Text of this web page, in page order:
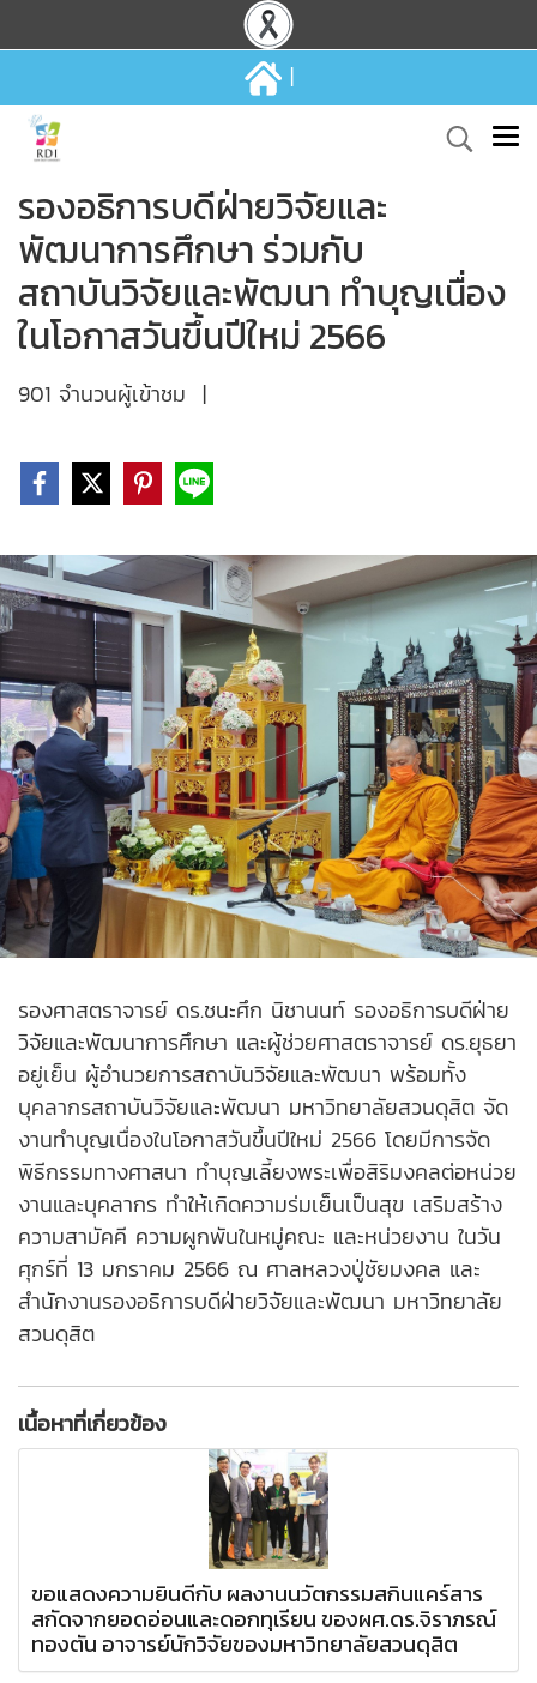
|
รองอธิการบดีฝ่ายวิจัยและ
พัฒนาการศึกษา ร่วมกับ
สถาบันวิจัยและพัฒนา ทำบุญเนื่อง
ในโอกาสวันขึ้นปีใหม่ 2566
901 จำนวนผู้เข้าชม |
รองศาสตราจารย์ ดร.ชนะศึก นิชานนท์ รองอธิการบดีฝ่าย
วิจัยและพัฒนาการศึกษา และผู้ช่วยศาสตราจารย์ ดร.ยุธยา
อยู่เย็น ผู้อำนวยการสถาบันวิจัยและพัฒนา พร้อมทั้ง
บุคลากรสถาบันวิจัยและพัฒนา มหาวิทยาลัยสวนดุสิต จัด
งานทำบุญเนื่องในโอกาสวันขึ้นปีใหม่ 2566 โดยมีการจัด
พิธีกรรมทางศาสนา ทำบุญเลี้ยงพระเพื่อสิริมงคลต่อหน่วย
งานและบุคลากร ทำให้เกิดความร่มเย็นเป็นสุข เสริมสร้าง
ความสามัคคี ความผูกพันในหมู่คณะ และหน่วยงาน ในวัน
ศุกร์ที่ 13 มกราคม 2566 ณ ศาลหลวงปู่ชัยมงคล และ
สำนักงานรองอธิการบดีฝ่ายวิจัยและพัฒนา มหาวิทยาลัย
สวนดุสิต
เนื้อหาที่เกี่ยวข้อง
ขอแสดงความยินดีกับ ผลงานนวัตกรรมสกินแคร์สาร
สกัดจากยอดอ่อนและดอกทุเรียน ของผศ.ดร.จิราภรณ์
ทองตัน อาจารย์นักวิจัยของมหาวิทยาลัยสวนดุสิต